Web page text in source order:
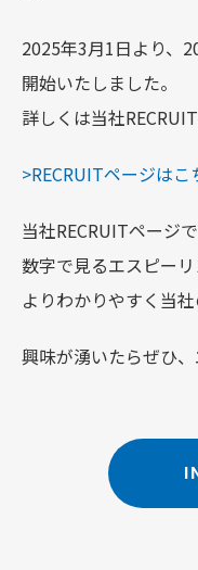
2025年3月1日より、
開始いたしました。
詳しくは当社
>RECRUITページはこ
当社RECRUITページ
数字で見るエスピー
よりわかりやすく当社
興味が湧いたらぜひ、